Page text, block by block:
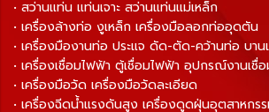
• สว่านแท่น แท่นเจาะ สว่านแท่นแม่เหล็ก
• เครื่องล้างท่อ งูเหล็ก เครื่องมือลอกท่ออุดตัน
• เครื่องมืองานท่อ ประแจ ดัด-ตัด-คว้านท่อ บา
• เครื่องเชื่อมไฟฟ้า ตู้เชื่อมไฟฟ้า อุปกรณ์งานเชื่
• เครื่องมือวัด เครื่องมือวัดละเอียด
• เครื่องฉีดน้ำแรงดันสูง เครื่องดูดฝุ่นอุตสาหกร